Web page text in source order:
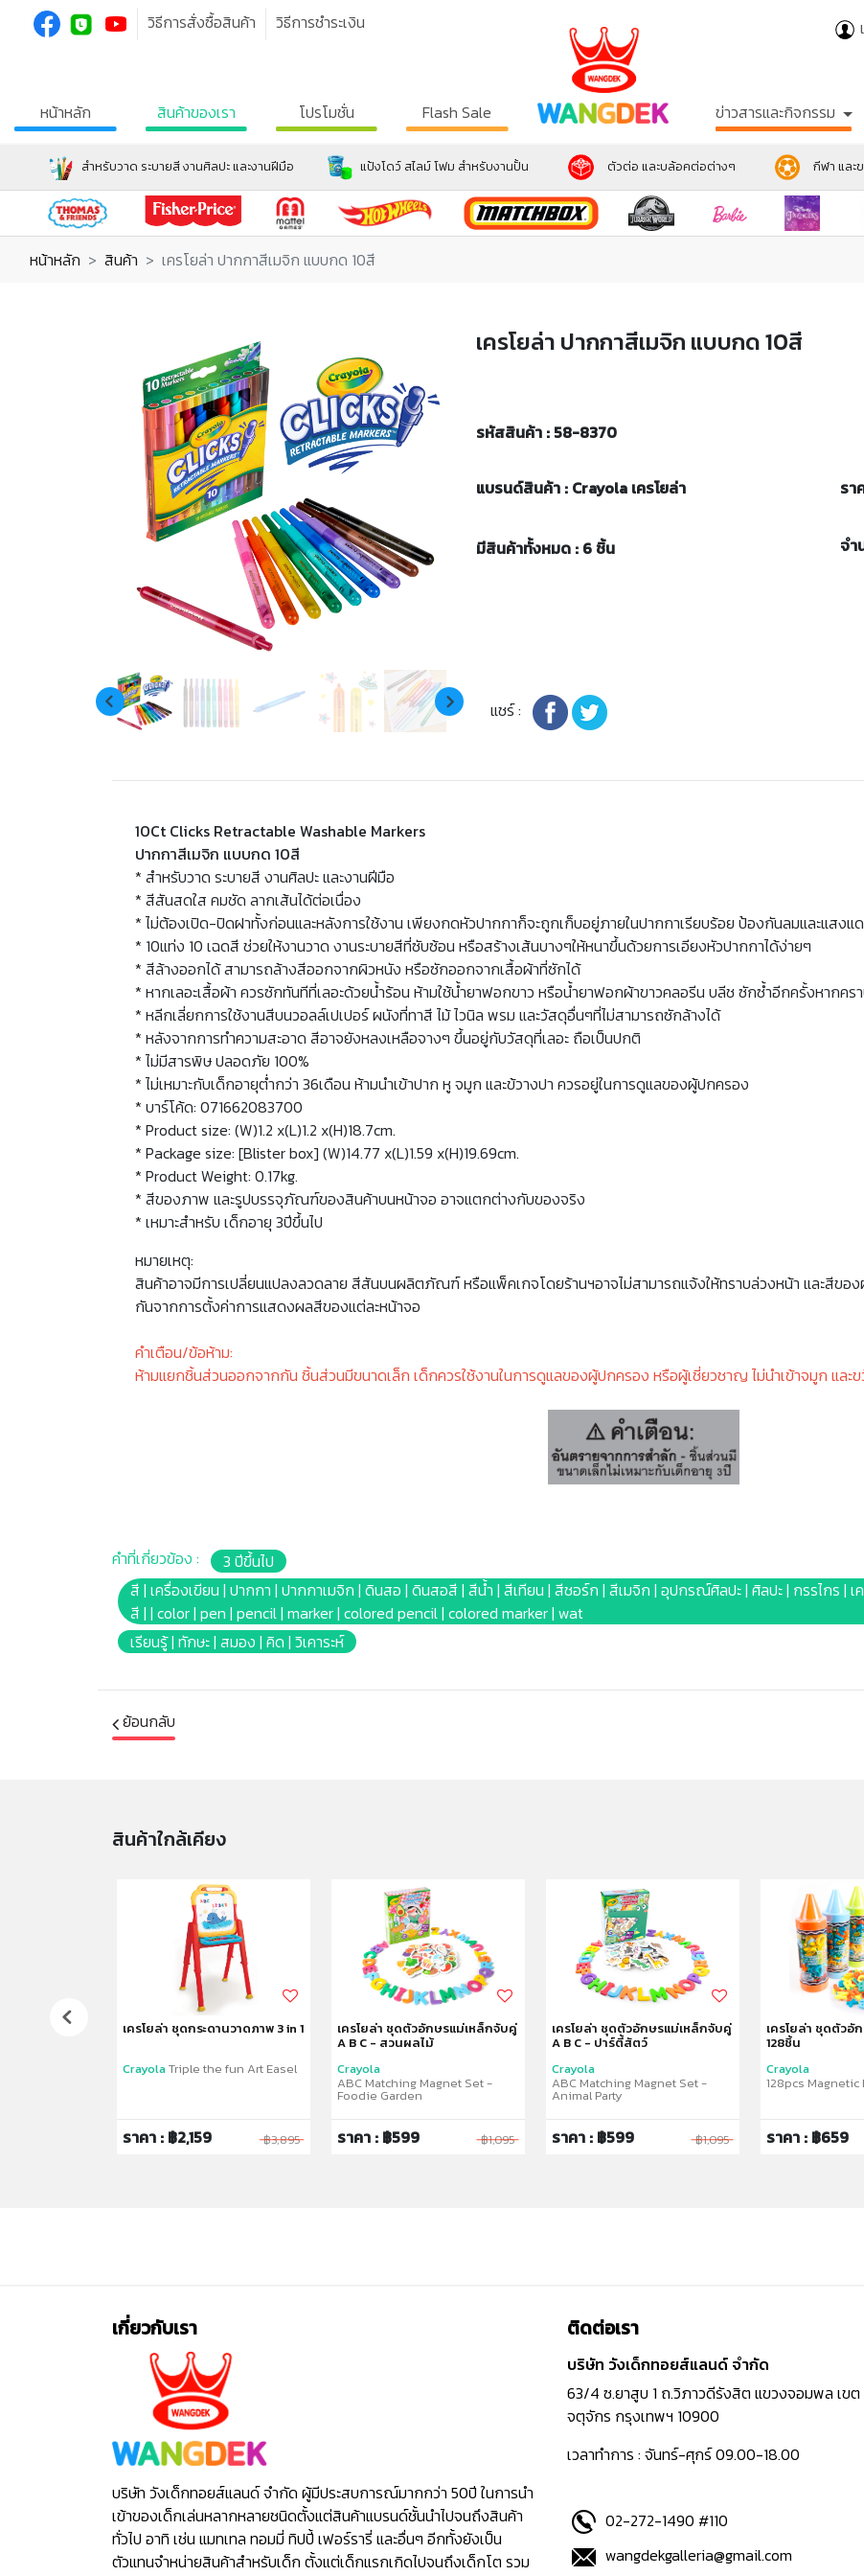
วิธีการสั่งซื้อสินค้า วิธีการชำระเงิน
หน้าหลัก สินค้าของเรา โปรโมชั่น Flash Sale ข่าวสารและกิจกรรม
สำหรับวาด ระบายสี งานศิลปะ และงานฝีมือ แป้งโดว์ สไลม์ โฟม สำหรับงานปั้น ตัวต่อ และบล้อคต่อต่างๆ กีฬา และ
หน้าหลัก สินค้า เครโยล่า ปากกาสีเมจิก แบบกด 10สี
เครโยล่า ปากกาสีเมจิก แบบกด 10สี
รหัสสินค้า : 58-8370
แบรนด์สินค้า : Crayola เครโยล่า รา
มีสินค้าทั้งหมด : 6 ชิ้น จำ
แชร์ :
10Ct Clicks Retractable Washable Markers
ปากกาสีเมจิก แบบกด 10สี
* สำหรับวาด ระบายสี งานศิลปะ และงานฝีมือ
* สีสันสดใส คมชัด ลากเส้นได้ต่อเนื่อง
* ไม่ต้องเปิด-ปิดฝาทั้งก่อนและหลังการใช้งาน เพียงกดหัวปากกาก็จะถูกเก็บอยู่ภายในปากกาเรียบร้อย ป้องกันลมและแสงแ
* 10แท่ง 10 เฉดสี ช่วยให้งานวาด งานระบายสีที่ซับซ้อน หรือสร้างเส้นบางๆให้หนาขึ้นด้วยการเอียงหัวปากกาได้ง่ายๆ
* สีล้างออกได้ สามารถล้างสีออกจากผิวหนัง หรือซักออกจากเสื้อผ้าที่ซักได้
* หากเลอะเสื้อผ้า ควรซักทันทีที่เลอะด้วยน้ำร้อน ห้ามใช้น้ำยาฟอกขาว หรือน้ำยาฟอกผ้าขาวคลอรีน บลีช ซักซ้ำอีกครั้งหากคร
* หลีกเลี่ยกการใช้งานสีบนวอลล์เปเปอร์ ผนังที่ทาสี ไม้ ไวนิล พรม และวัสดุอื่นๆที่ไม่สามารถซักล้างได้
* หลังจากการทำความสะอาด สีอาจยังหลงเหลือจางๆ ขึ้นอยู่กับวัสดุที่เลอะ ถือเป็นปกติ
* ไม่มีสารพิษ ปลอดภัย 100%
* ไม่เหมาะกับเด็กอายุต่ำกว่า 36เดือน ห้ามนำเข้าปาก หู จมูก และข้วางปา ควรอยู่ในการดูแลของผู้ปกครอง
* บาร์โค้ด: 071662083700
* Product size: (W)1.2 x(L)1.2 x(H)18.7cm.
* Package size: [Blister box] (W)14.77 x(L)1.59 x(H)19.69cm.
* Product Weight: 0.17kg.
* สีของภาพ และรูปบรรจุภัณฑ์ของสินค้าบนหน้าจอ อาจแตกต่างกับของจริง
* เหมาะสำหรับ เด็กอายุ 3ปีขึ้นไป
หมายเหตุ:
สินค้าอาจมีการเปลี่ยนแปลงลวดลาย สีสันบนผลิตภัณฑ์ หรือแพ็คเกจโดยร้านฯอาจไม่สามารถแจ้งให้ทราบล่วงหน้า และสีข
กันจากการตั้งค่าการแสดงผลสีของแต่ละหน้าจอ
คำเตือน/ข้อห้าม:
ห้ามแยกชิ้นส่วนออกจากกัน ชิ้นส่วนมีขนาดเล็ก เด็กควรใช้งานในการดูแลของผู้ปกครอง หรือผู้เชี่ยวชาญ ไม่นำเข้าจมูก และข
คำที่เกี่ยวข้อง :
3 ปีขึ้นไป
สี | เครื่องเขียน | ปากกา | ปากกาเมจิก | ดินสอ | ดินสอสี | สีน้ำ | สีเทียน | สีชอร์ก | สีเมจิก | อุปกรณ์ศิลปะ | ศิลปะ | กรรไกร | เ
สี | | color | pen | pencil | marker | colored pencil | colored marker | wat
เรียนรู้ | ทักษะ | สมอง | คิด | วิเคาระห์
ย้อนกลับ
สินค้าใกล้เคียง
เครโยล่า ชุดกระดานวาดภาพ 3 in 1
CrayolaTriple the fun Art Easel
ราคา : ฿2,159 ฿3,895
เครโยล่า ชุดตัวอักษรแม่เหล็กจับคู่
A B C - สวนผลไม้
Crayola
ABC Matching Magnet Set -
Foodie Garden
ราคา : ฿599 ฿1,095
เครโยล่า ชุดตัวอักษรแม่เหล็กจับคู่
A B C - ปาร์ตี้สัตว์
Crayola
ABC Matching Magnet Set -
Animal Party
ราคา : ฿599 ฿1,095
เครโยล่า ชุดตัวอั
128ชิ้น
Crayola
128pcs Magnetic
ราคา : ฿659
เกี่ยวกับเรา
บริษัท วังเด็กทอยส์แลนด์ จำกัด ผู้มีประสบการณ์มากกว่า 50ปี ในการนำ
เข้าของเด็กเล่นหลากหลายชนิดตั้งแต่สินค้าแบรนด์ชั้นนำไปจนถึงสินค้า
ทั่วไป อาทิ เช่น แมทเทล ทอมมี่ ทิปปี้ เฟอร์รารี่ และอื่นๆ อีกทั้งยังเป็น
ตัวแทนจำหน่ายสินค้าสำหรับเด็ก ตั้งแต่เด็กแรกเกิดไปจนถึงเด็กโต รวม
ติดต่อเรา
บริษัท วังเด็กทอยส์แลนด์ จำกัด
63/4 ซ.ยาสูบ 1 ถ.วิภาวดีรังสิต แขวงจอมพล เขต
จตุจักร กรุงเทพฯ 10900
เวลาทำการ : จันทร์-ศุกร์ 09.00-18.00
02-272-1490 #110
wangdekgalleria@gmail.com